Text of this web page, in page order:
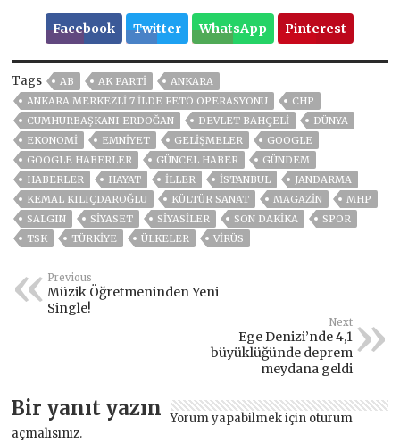
Facebook Twitter WhatsApp Pinterest
Tags AB AK PARTİ
ANKARA
ANKARA MERKEZLI 7 ILDE FETÖ OPERASYONU
CHP
CUMHURBAŞKANI ERDOĞAN
DEVLET BAHÇELİ
DÜNYA
EKONOMİ
EMNİYET GELIŞMELER
GOOGLE
GOOGLE HABERLER
GÜNCEL HABER
GÜNDEM
HABERLER
HAYAT İLLER ISTANBUL
JANDARMA
KEMAL KILIÇDAROĞLU
KÜLTÜR SANAT MAGAZİN
MHP
SALGIN
SİYASET SİYASİLER SON DAKIKA
SPOR
TSK
TÜRKİYE ÜLKELER VIRÜS
Previous
Müzik Öğretmeninden Yeni
Single!
Next
Ege Denizi’nde 4,1
büyüklüğünde deprem
meydana geldi
Bir yanıt yazın Yorum yapabilmek için oturum
açmalısınız.